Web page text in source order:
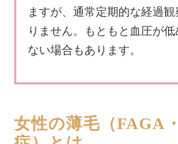
ますが、通常定期的な経過
りません。もともと血圧が
ない場合もあります。
女性の薄毛（FAGA